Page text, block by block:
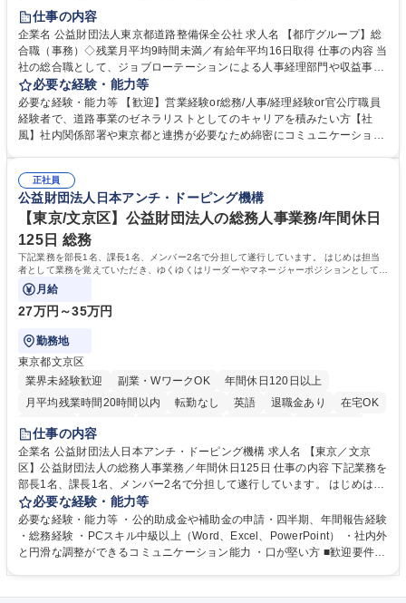
研修あり
退職金あり
駅近5分以内
資格取得手当あり 食事補助あり
仕事の内容
企業名 公益財団法人東京都道路整備保全公社 求人名 【都庁グループ】総
合職（事務）◇残業月平均9時間未満／有給年平均16日取得 仕事の内容 当
社の総合職として、ジョブローテーションによる人事経理部門や収益事業
等のフロント部門の部署等幅広い部署での業務をお任せいたします。研修
制度やキャリア支援が充実しております！ ※下記業務詳細 【業務詳細】■
管理部門：広報、人事、経理など当公社の運営に係る管理業務 ■収益部
門：駐車場の新規開拓、管理運営、新宿駅西口広場の「イベントコーナ
道路施設や道路工事現場の見学ツアー事業 ※入社後は上記いずれかの部門
へ配属。※業務内容変更の範囲：会社の定める業務 募集職種 【都庁グル
ープ】総合職（事務）◇残業月平均9時間未満／有給年平均16日取得
必要な経験・能力等
必要な経験・能力等 【歓迎】営業経験or総務/人事/経理経験or官公庁職員
経験者で、道路事業のゼネラリストとしてのキャリアを積みたい方【社
風】社内関係部署や東京都と連携が必要なため綿密にコミュニケーション
部門など多岐に渡る業務を経験できます。 ■様々なプロジェクト：駐車場
事業の他、新宿駅西口広場内に設置された照明を兼ねた広告「ブライトサ
イン」の管理運営を行うなど、事業収益を生み出す活動を積極的に行って
います。 学歴・資格 学歴：大学院 大学 高専 短大 専修学校 高校 語学力：
資格：
正社員
公益財団法人日本アンチ・ドーピング機構
【東京/文京区】公益財団法人の総務人事業務/年間休日
125日 総務
下記業務を部長1名、課長1名、メンバー2名で分担して遂行しています。 はじめは担当
者として業務を覚えていただき、ゆくゆくはリーダーやマネージャーポジションとして活
躍いただくことを期待しています。
月給
27万円～35万円
勤務地
東京都文京区
業界未経験歓迎
副業・WワークOK
年間休日120日以上
月平均残業時間20時間以内
転勤なし 英語 退職金あり
在宅OK
賞与あり
育休あり
食事補助あり
仕事の内容
企業名 公益財団法人日本アンチ・ドーピング機構 求人名 【東京／文京
区】公益財団法人の総務人事業務／年間休日125日 仕事の内容 下記業務を
部長1名、課長1名、メンバー2名で分担して遂行しています。 はじめは担
当者として業務を覚えていただき、ゆくゆくはリーダーやマネージャーポ
ジションとして活躍いただくことを期待しています。 【総務・人事グルー
プの業務内容】 ・人事制度関連 ・採用活動 ・教育研修の企画、実行 ・勤
怠管理 ・官公庁への各種提出 ・法定の会議運営（評議員会、理事会） ・
管理 ・福利厚生関連 ・職員からの問合せ、相談対応 ・その他日常の総務
必要な経験・能力等
必要な経験・能力等 ・公的助成金や補助金の申請・四半期、年間報告経験
・総務経験 ・PCスキル中級以上（Word、Excel、PowerPoint） ・社内外
と円滑な調整ができるコミュニケーション能力 ・口が堅い方 ■歓迎要件